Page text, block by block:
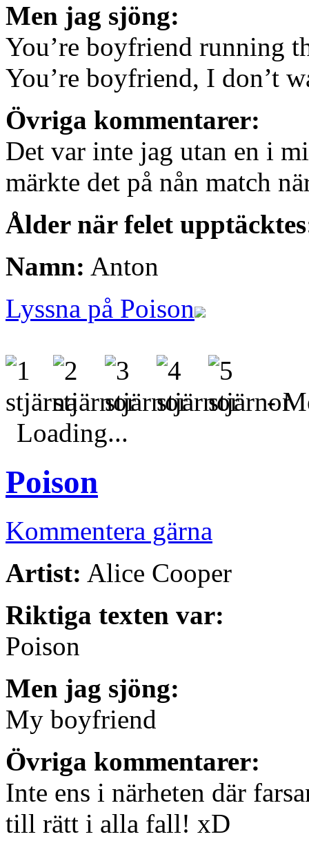
Men jag sjöng:
You’re boyfriend running
You’re boyfriend, I don’t
Övriga kommentarer:
Det var inte jag utan en i
märkte det på nån match
Ålder när felet
Namn: Anton
Lyssna på Poison
-
Loading...
Poison
Kommentera gärna
Artist: Alice Cooper
Riktiga texten var:
Poison
Men jag sjöng:
My boyfriend
Övriga kommentarer:
Inte ens i närheten där
till rätt i alla fall! xD